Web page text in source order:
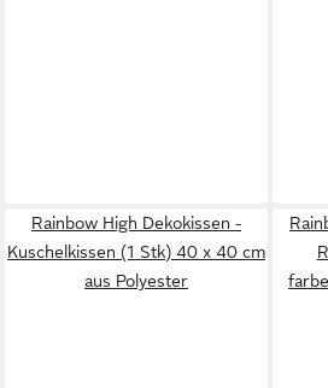
Rainbow High Dekokissen -
Kuschelkissen (1 Stk) 40 x 40 cm
aus Polyester